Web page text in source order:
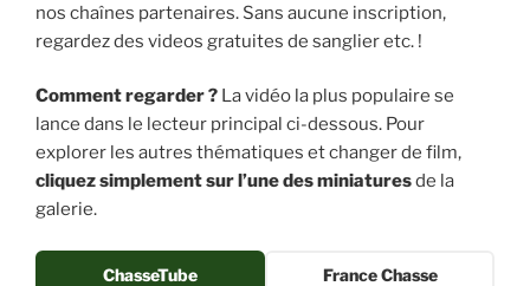
nos chaînes partenaires. Sans aucune inscription,
regardez des videos gratuites de sanglier etc. !
Comment regarder ? La vidéo la plus populaire se
lance dans le lecteur principal ci-dessous. Pour
explorer les autres thématiques et changer de film,
cliquez simplement sur l’une des miniaturesde la
galerie.
ChasseTube France Chasse